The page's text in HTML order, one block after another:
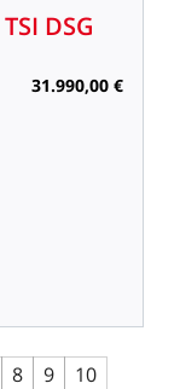
TSI DSG
31.990,00 €
8 9
10